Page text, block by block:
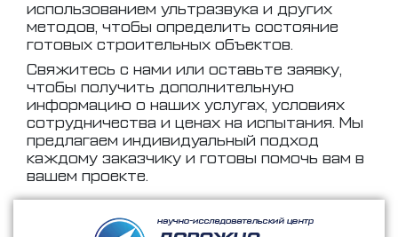
использованием ультразвука и других
методов, чтобы определить состояние
готовых строительных объектов.
Свяжитесь с нами или оставьте заявку,
чтобы получить дополнительную
информацию о наших услугах, условиях
сотрудничества и ценах на испытания. Мы
предлагаем индивидуальный подход
каждому заказчику и готовы помочь вам в
вашем проекте.